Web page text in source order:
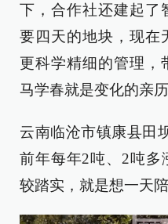
下，合作社还建起了
要四天的地块，现在
更科学精细的管理，
马学春就是变化的亲历
云南临沧市镇康县田
前年每年2吨、2吨多
较踏实，就是想一天